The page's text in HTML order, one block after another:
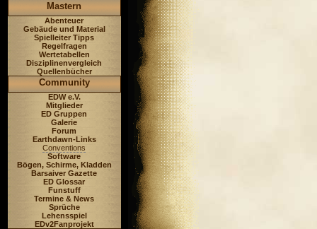
Mastern
Abenteuer
Gebäude und Material
Spielleiter Tipps
Regelfragen
Wertetabellen
Disziplinenvergleich
Quellenbücher
Community
EDW e.V.
Mitglieder
ED Gruppen
Galerie
Forum
Earthdawn-Links
Conventions
Software
Bögen, Schirme, Kladden
Barsaiver Gazette
ED Glossar
Funstuff
Termine & News
Sprüche
Lehensspiel
EDv2Fanprojekt